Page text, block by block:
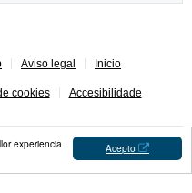
Acepto
experiencia
Aviso legal Inicio
cookies Accesibilidade